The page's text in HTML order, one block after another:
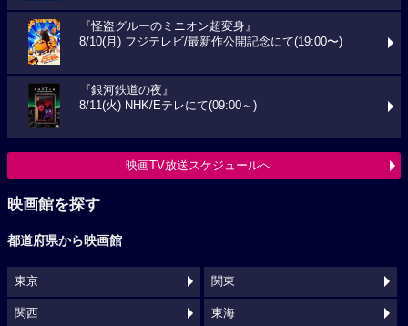
『怪盗グルーのミニオン超変身』
8/10(月) フジテレビ/最新作公開記念にて(19:00〜)
『銀河鉄道の夜』
8/11(火) NHK/Eテレにて(09:00～)
映画TV放送スケジュールへ
映画館を探す
都道府県から映画館
東京 関東
関西 東海